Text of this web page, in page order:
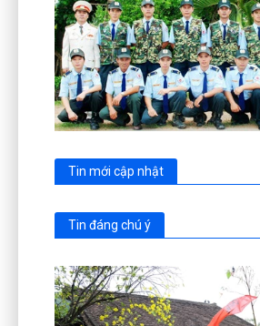
Tin mới cập nhật
Tin đáng chú ý